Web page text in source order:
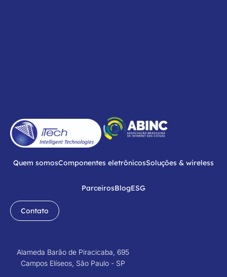
Quem somosComponentes eletrônicosSoluções & wireless
ParceirosBlogESG
Contato
Alameda Barão de Piracicaba, 695
Campos Elíseos, São Paulo - SP